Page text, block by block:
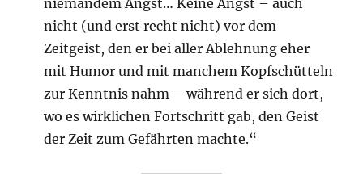
nicht (und erst recht nicht) vor dem
Zeitgeist, den er bei aller Ablehnung eher
mit Humor und mit manchem Kopfschütteln
zur Kenntnis nahm – während er sich dort,
wo es wirklichen Fortschritt gab, den Geist
der Zeit zum Gefährten machte.“